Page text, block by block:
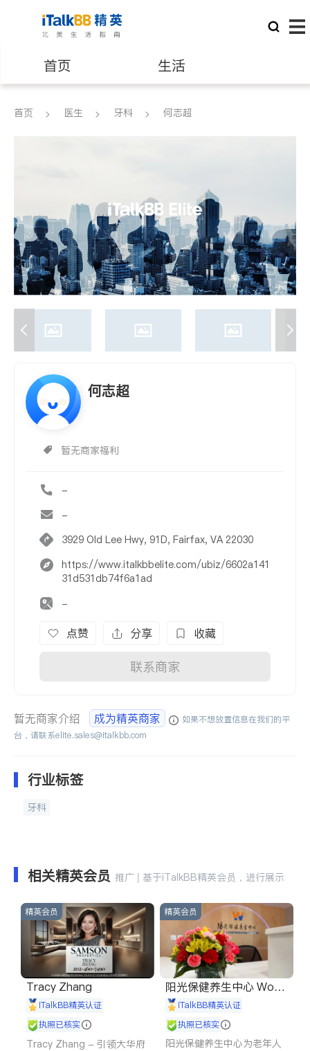
首页 生活
医生 律师
养老 非盈利组织
首页 医生 牙科 何志超
何志超
暂无商家福利
-
-
3929 Old Lee Hwy, 91D, Fairfax, VA 22030
https://www.italkbbelite.com/ubiz/6602a141
31d531db74f6a1ad
-
点赞 分享 收藏
联系商家
暂无商家介绍 成为精英商家
如果不想放置信息在我们的平
台，请联系elite.sales@italkbb.com
行业标签
牙科
相关精英会员 推广 | 基于iTalkBB精英会员，进行展示
精英会员
Tracy Zhang
iTalkBB精英认证
执照已核实
Tracy Zhang - 引领大华府
精英会员
阳光保健养生中心 World
shine
iTalkBB精英认证
执照已核实
阳光保健养生中心为老年人